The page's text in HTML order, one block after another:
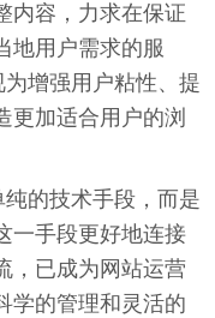
内容，力求在保证
地用户需求的服
增强用户粘性、提
更加适合用户的浏
的技术手段，而是
一手段更好地连接
，已成为网站运营
学的管理和灵活的